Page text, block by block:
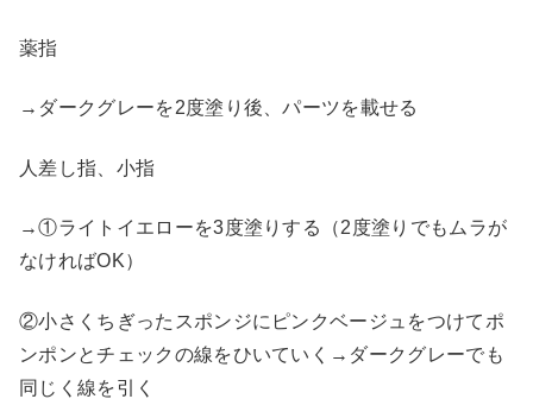
薬指
→ダークグレーを2度塗り後、パーツを載せる
人差し指、小指
→①ライトイエローを3度塗りする（2度塗りでもムラが
なければOK）
②小さくちぎったスポンジにピンクベージュをつけてポ
ンポンとチェックの線をひいていく→ダークグレーでも
同じく線を引く